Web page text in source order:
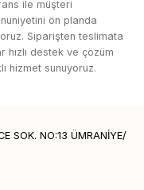
ile müşteri
ön planda
Siparişten teslimata
hızlı destek ve çözüm
hizmet sunuyoruz.
SOK. NO:13 ÜMRANİYE/